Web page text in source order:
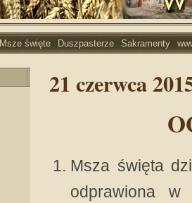
Msze święte Duszpasterze Sakramenty
21 czerwca
Msza święta
odprawiona